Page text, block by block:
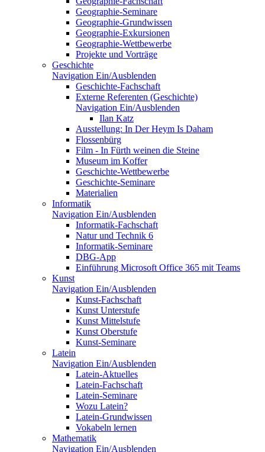
Geographie-Seminare
Geographie-Grundwissen
Geographie-Exkursionen
Geographie-Wettbewerbe
Projekte und Vorträge
Geschichte
Navigation Ein/Ausblenden
Geschichte-Fachschaft
Externe Referenten (Geschichte)
Navigation Ein/Ausblenden
Ilan Katz
Ausstellung: In Der Heym Is Daham
Flossenbürg
Film - In Fürth weinen die Steine
Museum im Koffer
Geschichte-Wettbewerbe
Geschichte-Seminare
Materialien
Informatik
Navigation Ein/Ausblenden
Informatik-Fachschaft
Natur und Technik 6
Informatik-Seminare
DBG-App
Einführung Microsoft Office 365 mit Teams
Kunst
Navigation Ein/Ausblenden
Kunst-Fachschaft
Kunst Unterstufe
Kunst Mittelstufe
Kunst Oberstufe
Kunst-Seminare
Latein
Navigation Ein/Ausblenden
Latein-Aktuelles
Latein-Fachschaft
Latein-Seminare
Wozu Latein?
Latein-Grundwissen
Vokabeln lernen
Mathematik
Navigation Ein/Ausblenden